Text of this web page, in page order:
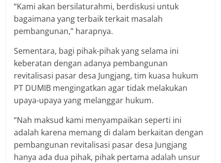
“Kami akan bersilaturahmi, berdiskusi untuk
bagaimana yang terbaik terkait masalah
pembangunan,” harapnya.
Sementara, bagi pihak-pihak yang selama ini
keberatan dengan adanya pembangunan
revitalisasi pasar desa Jungjang, tim kuasa hukum
PT DUMIB mengingatkan agar tidak melakukan
upaya-upaya yang melanggar hukum.
“Nah maksud kami menyampaikan seperti ini
adalah karena memang di dalam berkaitan dengan
pembangunan revitalisasi pasar desa Jungjang
hanya ada dua pihak, pihak pertama adalah unsur